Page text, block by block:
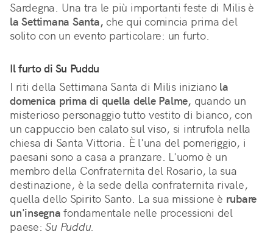
la Settimana Santa, che qui comincia prima del
solito con un evento particolare: un furto.
Il furto di Su Puddu
I riti della Settimana Santa di Milis iniziano la
domenica prima di quella delle Palme, quando un
misterioso personaggio tutto vestito di bianco, con
un cappuccio ben calato sul viso, si intrufola nella
chiesa di Santa Vittoria. È l'una del pomeriggio, i
paesani sono a casa a pranzare. L'uomo è un
membro della Confraternita del Rosario, la sua
destinazione, è la sede della confraternita rivale,
quella dello Spirito Santo. La sua missione è rubare
un'insegna fondamentale nelle processioni del
paese: Su Puddu.